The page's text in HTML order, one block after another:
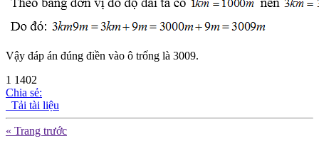
Vậy đáp án đúng điền vào ô trống là 3009.
1 1402
Chia sẻ:
Tải tài liệu
« Trang trước